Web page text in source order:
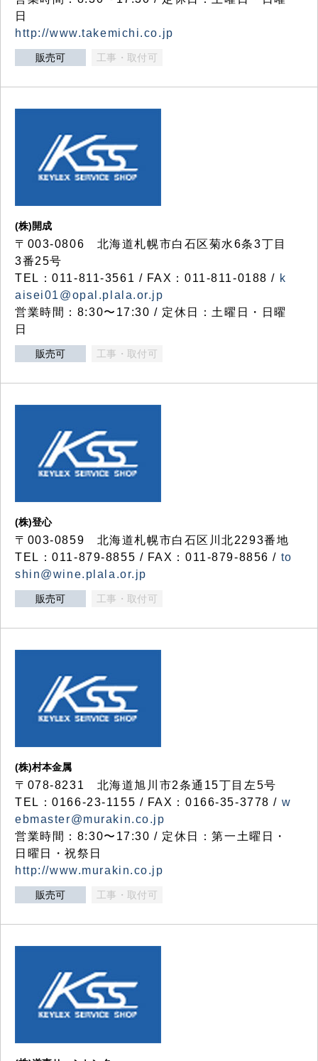
日
http://www.takemichi.co.jp
販売可 工事・取付可
(株)開成
〒003-0806 北海道札幌市白石区菊水6条3丁目
3番25号
TEL：011-811-3561 / FAX：011-811-0188 / k
aisei01@opal.plala.or.jp
営業時間：8:30〜17:30 / 定休日：土曜日・日曜
日
販売可 工事・取付可
(株)登心
〒003-0859 北海道札幌市白石区川北2293番地
TEL：011-879-8855 / FAX：011-879-8856 / to
shin@wine.plala.or.jp
販売可 工事・取付可
(株)村本金属
〒078-8231 北海道旭川市2条通15丁目左5号
TEL：0166-23-1155 / FAX：0166-35-3778 / w
ebmaster@murakin.co.jp
営業時間：8:30〜17:30 / 定休日：第一土曜日・
日曜日・祝祭日
http://www.murakin.co.jp
販売可 工事・取付可